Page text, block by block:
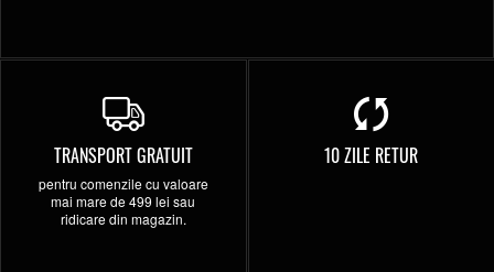
TRANSPORT GRATUIT
pentru comenzile cu valoare
mai mare de 499 lei sau
ridicare din magazin.
10 ZILE RETUR